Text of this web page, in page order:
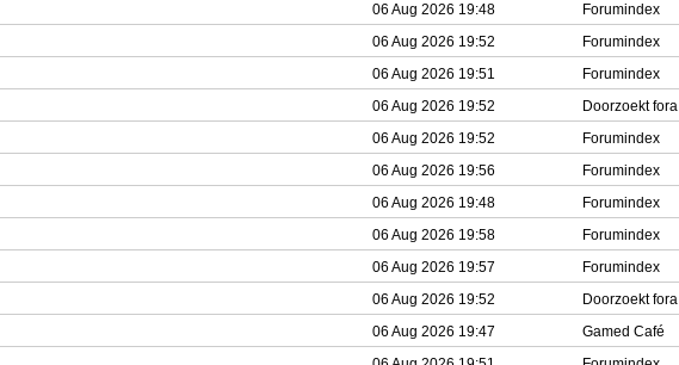
06 Aug 2026 19:48
Forumindex
06 Aug 2026 19:52
Forumindex
06 Aug 2026 19:51
Forumindex
06 Aug 2026 19:52
Doorzoekt fora
06 Aug 2026 19:52
Forumindex
06 Aug 2026 19:56
Forumindex
06 Aug 2026 19:48
Forumindex
06 Aug 2026 19:58
Forumindex
06 Aug 2026 19:57
Forumindex
06 Aug 2026 19:52
Doorzoekt fora
06 Aug 2026 19:47
Gamed Café